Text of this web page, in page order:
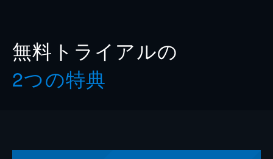
無料トライアルの
2つの特典